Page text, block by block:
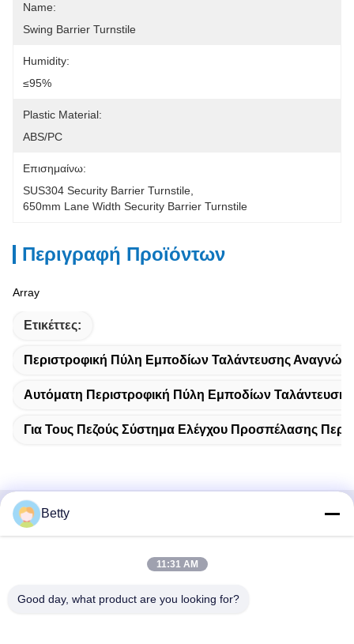
Name:
Swing Barrier Turnstile
Humidity:
≤95%
Plastic Material:
ABS/PC
Επισημαίνω:
SUS304 Security Barrier Turnstile
650mm Lane Width Security Barrier Turnstile
Περιγραφή Προϊόντων
Array
Ετικέττες:
Περιστροφική Πύλη Εμποδίων Ταλάντευσης
Αυτόματη Περιστροφική Πύλη Εμποδίων Ταλάντευσης
Για Τους Πεζούς Σύστημα Ελέγχου Προσπέλασης
Γρήγορη επικοινωνία
Guangdong, Κίνα
Betty
11:31 AM
Good day, what product are you looking for?